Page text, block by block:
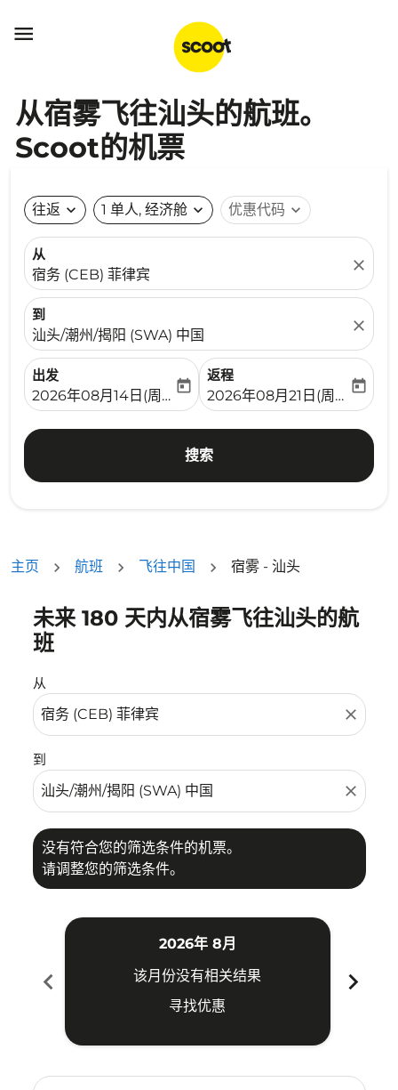

从宿雾飞往汕头的航班。
Scoot的机票
往返 expand_more 1 单人, 经济舱 expand_more 优惠代码 expand_more
从
宿务 (CEB) 菲律宾
close
到
汕头/潮州/揭阳 (SWA) 中国
close
出发
fc-booking-departure-date-aria-label
2026年08月14日(周五)
today
返程
fc-booking-return-date-
2026年08月21日(周五)
today
搜索
主页 航班 飞往中国 宿雾 - 汕头
未来 180 天内从宿雾飞往汕头的航
班
从
close
到
close
没有符合您的筛选条件的机票。
请调整您的筛选条件。
没有符合您的筛选条件的机票。请调整您的筛选条件。
chevron_left
2026年 8月
该月份没有相关结果
寻找优惠
chevron_right